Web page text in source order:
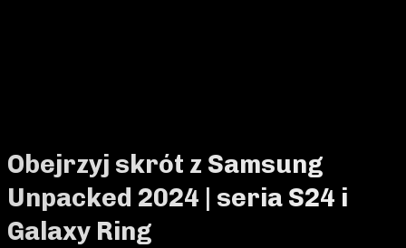
Obejrzyj skrót z Samsung
Unpacked 2024 | seria S24 i
Galaxy Ring